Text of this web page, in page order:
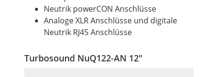
Neutrik powerCON Anschlüsse
Analoge XLR Anschlüsse und digitale
Neutrik RJ45 Anschlüsse
Turbosound NuQ122-AN 12"